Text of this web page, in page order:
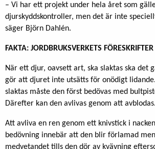
– Vi har ett projekt under hela året som
djurskyddskontroller, men det är inte
säger Björn Dahlén.
FAKTA: JORDBRUKSVERKETS
När ett djur, oavsett art, ska slaktas ska det
gör att djuret inte utsätts för onödigt
slaktas måste den först bedövas med
Därefter kan den avlivas genom att avblodas.
Att avliva en ren genom ett knivstick i
bedövning innebär att den blir förlamad
medvetandet tills den dör av kvävning